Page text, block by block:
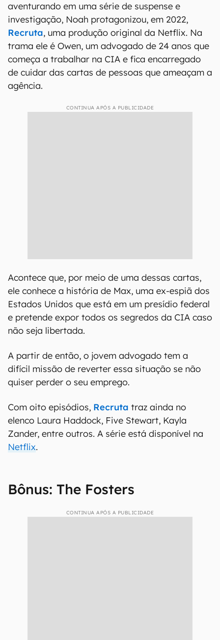
aventurando em uma série de suspense e
investigação, Noah protagonizou, em 2022,
Recruta, uma produção original da Netflix. Na
trama ele é Owen, um advogado de 24 anos que
começa a trabalhar na CIA e fica encarregado
de cuidar das cartas de pessoas que ameaçam a
agência.
CONTINUA APÓS A PUBLICIDADE
Acontece que, por meio de uma dessas cartas,
ele conhece a história de Max, uma ex-espiã dos
Estados Unidos que está em um presídio federal
e pretende expor todos os segredos da CIA caso
não seja libertada.
A partir de então, o jovem advogado tem a
difícil missão de reverter essa situação se não
quiser perder o seu emprego.
Com oito episódios, Recruta traz ainda no
elenco Laura Haddock, Five Stewart, Kayla
Zander, entre outros. A série está disponível na
Netflix.
Bônus: The Fosters
CONTINUA APÓS A PUBLICIDADE